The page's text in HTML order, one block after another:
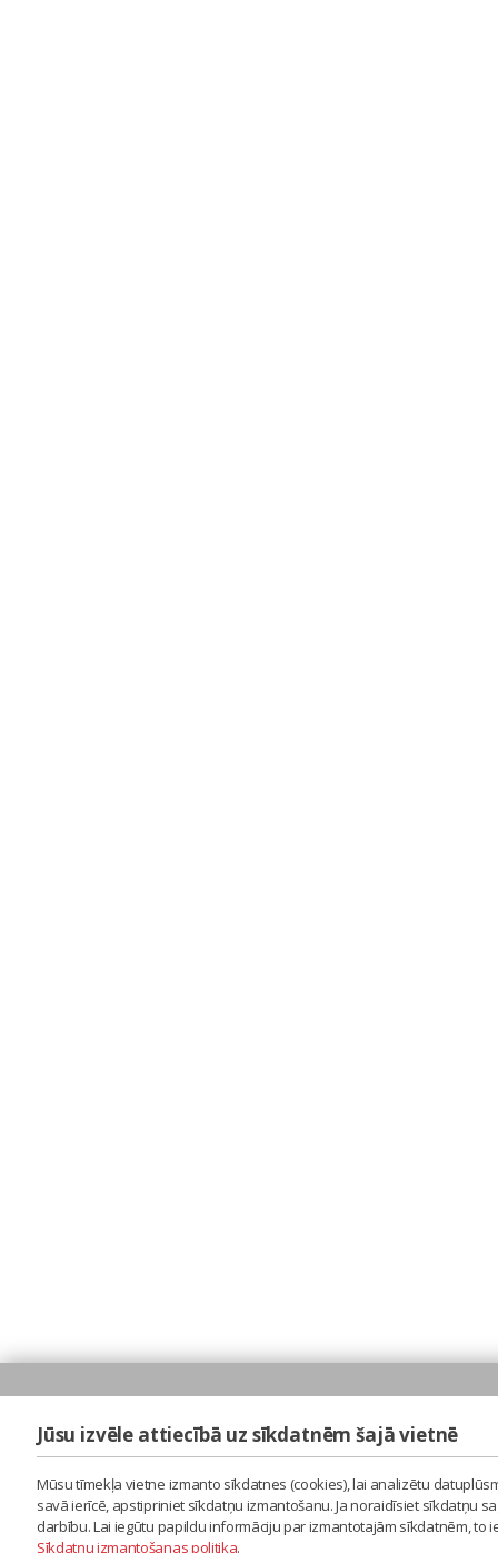
Jūsu izvēle attiecībā uz sīkdatnēm šajā vietnē
Mūsu tīmekļa vietne izmanto sīkdatnes (cookies), lai analizētu
savā ierīcē, apstipriniet sīkdatņu izmantošanu. Ja noraidīsiet sīkdatņu
darbību. Lai iegūtu papildu informāciju par izmantotajām sīkdatnēm,
Sīkdatņu izmantošanas politika.